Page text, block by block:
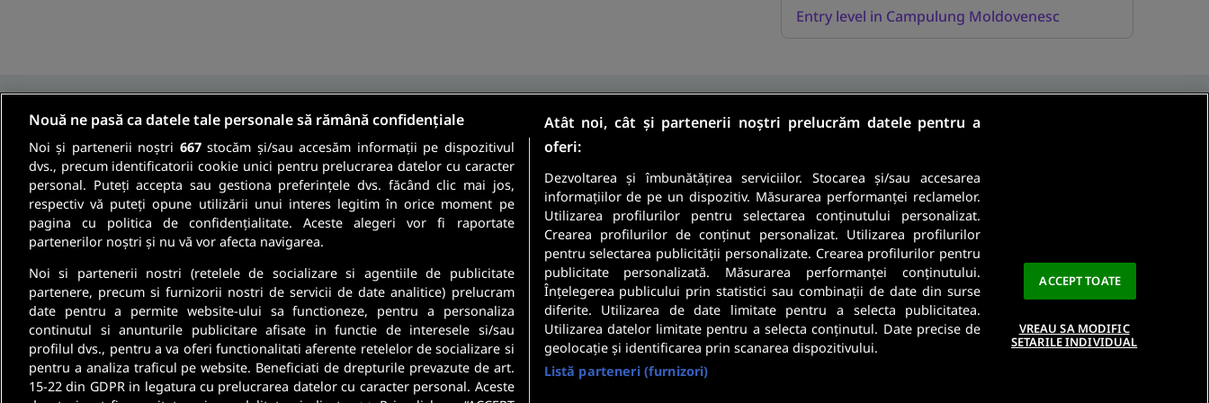
Entry level in Campulung Moldovenesc
Fii informat
Aboneaza-te la newsletter-ul nostru si primeste cele mai recente
oferte de munca si informatii despre cariera direct in inbox-ul tau.
Sunt angajator
Securitatea datelor dumneavoastra este importanta pentru noi. CitestePolitica De
Confidentialitate.
Nouă ne pasă ca datele tale personale să rămână confidențiale
Noi și partenerii noștri 667stocăm și/sau accesăm informații pe dispozitivul
dvs., precum identificatorii cookie unici pentru prelucrarea datelor cu caracter
personal. Puteți accepta sau gestiona preferințele dvs. făcând clic mai jos,
respectiv vă puteți opune utilizării unui interes legitim în orice moment pe
pagina cu politica de confidențialitate. Aceste alegeri vor fi raportate
partenerilor noștri și nu vă vor afecta navigarea.
Noi si partenerii nostri (retelele de socializare si agentiile de publicitate
partenere, precum si furnizorii nostri de servicii de date analitice) prelucram
date pentru a permite website-ului sa functioneze, pentru a personaliza
continutul si anunturile publicitare afisate in functie de interesele si/sau
profilul dvs., pentru a va oferi functionalitati aferente retelelor de socializare si
pentru a analiza traficul pe website. Beneficiati de drepturile prevazute de art.
15-22 din GDPR in legatura cu prelucrarea datelor cu caracter personal. Aceste
Atât noi, cât și partenerii noștri prelucrăm datele pentru a
oferi:
Dezvoltarea și îmbunătățirea serviciilor. Stocarea și/sau accesarea
informațiilor de pe un dispozitiv. Măsurarea performanței reclamelor.
Utilizarea profilurilor pentru selectarea conținutului personalizat.
Crearea profilurilor de conținut personalizat. Utilizarea profilurilor
pentru selectarea publicității personalizate. Crearea profilurilor pentru
publicitate personalizată. Măsurarea performanței conținutului.
Înțelegerea publicului prin statistici sau combinații de date din surse
diferite. Utilizarea de date limitate pentru a selecta publicitatea.
Utilizarea datelor limitate pentru a selecta conținutul. Date precise de
geolocație și identificarea prin scanarea dispozitivului.
Listă parteneri (furnizori)
ACCEPT TOATE
VREAU SA MODIFIC
SETARILE INDIVIDUAL